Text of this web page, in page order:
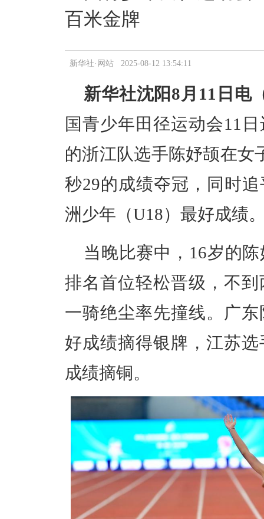
百米金牌
新华社·网站 2025-08-12 13:54:11
新华社沈阳8月11日电
国青少年田径运动会11
的浙江队选手陈妤颉在女
秒29的成绩夺冠，同时
洲少年（U18）最好成绩
当晚比赛中，16岁的
排名首位轻松晋级，不
一骑绝尘率先撞线。广
好成绩摘得银牌，江苏
成绩摘铜。